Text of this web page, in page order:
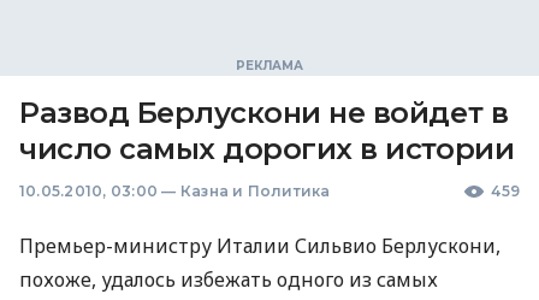
Развод Берлускони не войдет в
число самых дорогих в истории
10.05.2010, 03:00 — Казна и Политика 459
Премьер-министру Италии Сильвио Берлускони,
похоже, удалось избежать одного из самых